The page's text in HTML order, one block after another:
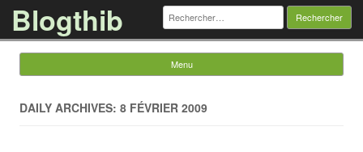
Blogthib Rechercher :
Menu
DAILY ARCHIVES: 8 FÉVRIER 2009